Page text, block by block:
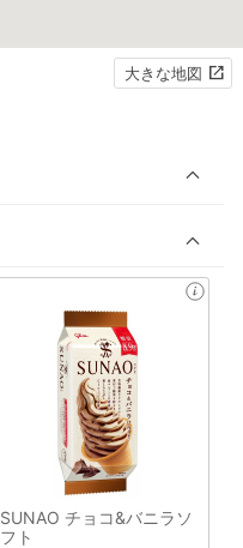
大きな地図
SUNAO チョコ&バニラソ
フト